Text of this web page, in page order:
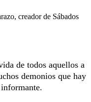
creador de Sábados
de todos aquellos a
demonios que hay